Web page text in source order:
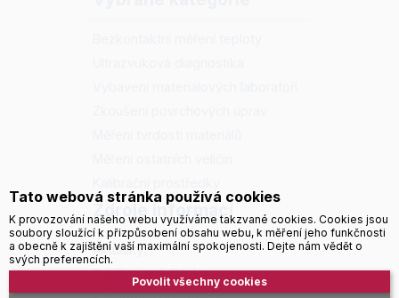
Zdroje informací
Aktuality
Publikované články
Tato webová stránka používá cookies
K provozování našeho webu využíváme takzvané cookies. Cookies jsou
soubory sloužící k přizpůsobení obsahu webu, k měření jeho funkčnosti
a obecně k zajištění vaší maximální spokojenosti. Dejte nám vědět o
svých preferencích.
Povolit všechny cookies